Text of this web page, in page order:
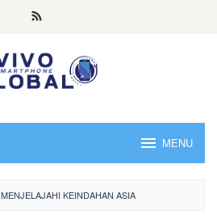
MENU
MENJELAJAHI KEINDAHAN ASIA